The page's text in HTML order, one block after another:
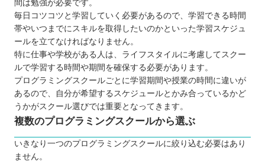
ル7選
TECH I.S.（テックアイエス）
秋田コア ビジネスカレッジ
CodeCamp（コードキャンプ）
TechAcademy（テックアカデミー）
TECH CAMP（テックキャンプ）
SAMURAI ENGINEER（侍エンジニア）
RUNTEQ（ランテック）
【秋田】子ども向けのおすすめプログラミングス
間は勉強が必要です。
毎日コツコツと学習していく必要があるので、学習できる時間
帯やいつまでにスキルを取得したいのかといった学習スケジュ
ールを立てなければなりません。
特に仕事や学校がある人は、ライフスタイルに考慮してスクー
ルで学習する時間や期間を確保する必要があります。
プログラミングスクールごとに学習期間や授業の時間に違いが
あるので、自分が希望するスケジュールとかみ合っているかど
うかがスクール選びでは重要となってきます。
複数のプログラミングスクールから選ぶ
いきなり一つのプログラミングスクールに絞り込む必要はあり
ません。